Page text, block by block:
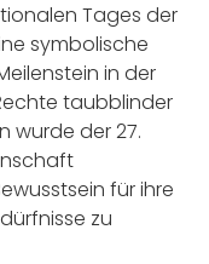
Tages der
symbolische
in der
taubblinder
wurde der 27.
für ihre
zu